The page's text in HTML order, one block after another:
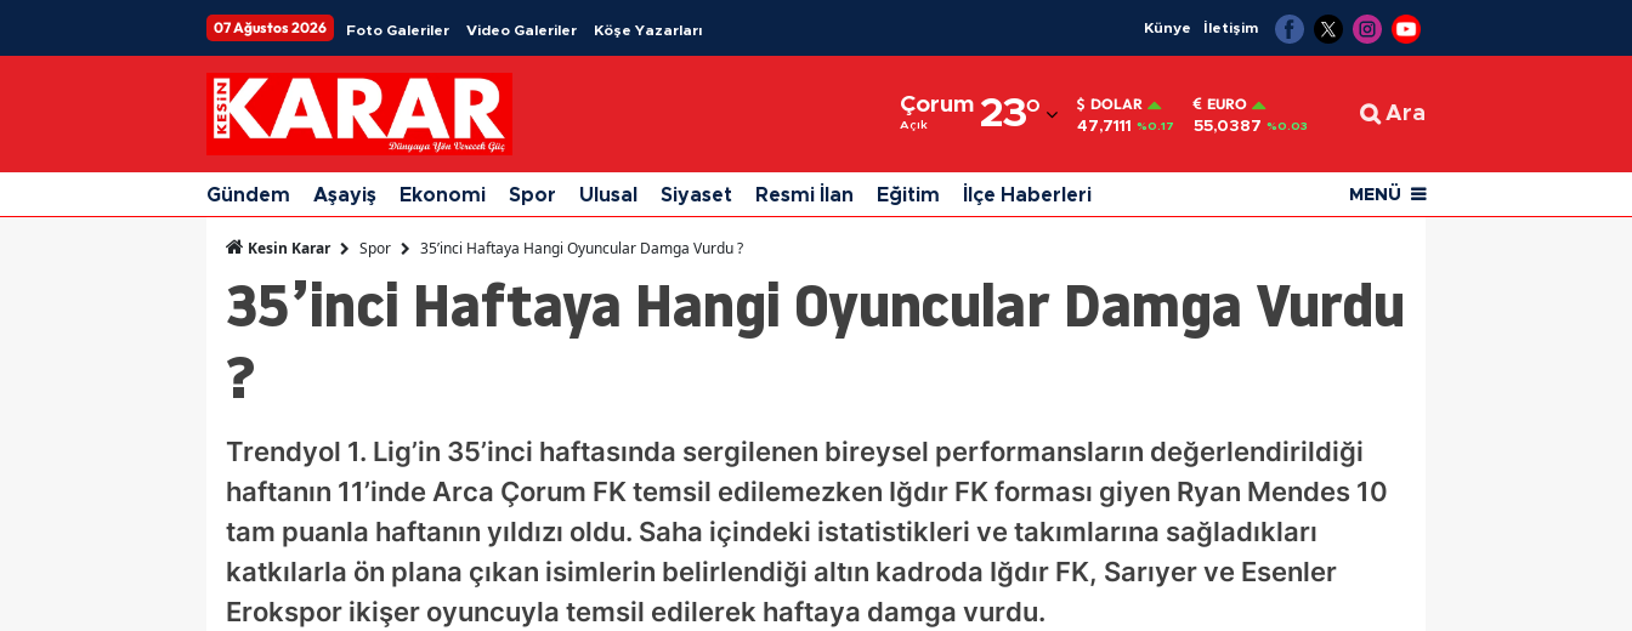
07 Ağustos 2026 Foto Galeriler Video Galeriler Köşe Yazarları Künye İletişim
Çorum
Açık 23°
Adıyaman
Afyonkarahisar
Ağrı
Ankara
Aydın
Balıkesir
Bilecik
Bingöl
DOLAR
47,7111 %0.17
EURO
55,0387 %0.03
Ara
Gündem Aşayiş Ekonomi Spor Ulusal Siyaset Resmi İlan Eğitim İlçe Haberleri MENÜ
Kesin Karar Spor 35’inci Haftaya Hangi Oyuncular Damga Vurdu ?
35’inci Haftaya Hangi Oyuncular Damga Vurdu
?
Trendyol 1. Lig’in 35’inci haftasında sergilenen bireysel performansların değerlendirildiği
haftanın 11’inde Arca Çorum FK temsil edilemezken Iğdır FK forması giyen Ryan Mendes 10
tam puanla haftanın yıldızı oldu. Saha içindeki istatistikleri ve takımlarına sağladıkları
katkılarla ön plana çıkan isimlerin belirlendiği altın kadroda Iğdır FK, Sarıyer ve Esenler
Erokspor ikişer oyuncuyla temsil edilerek haftaya damga vurdu.